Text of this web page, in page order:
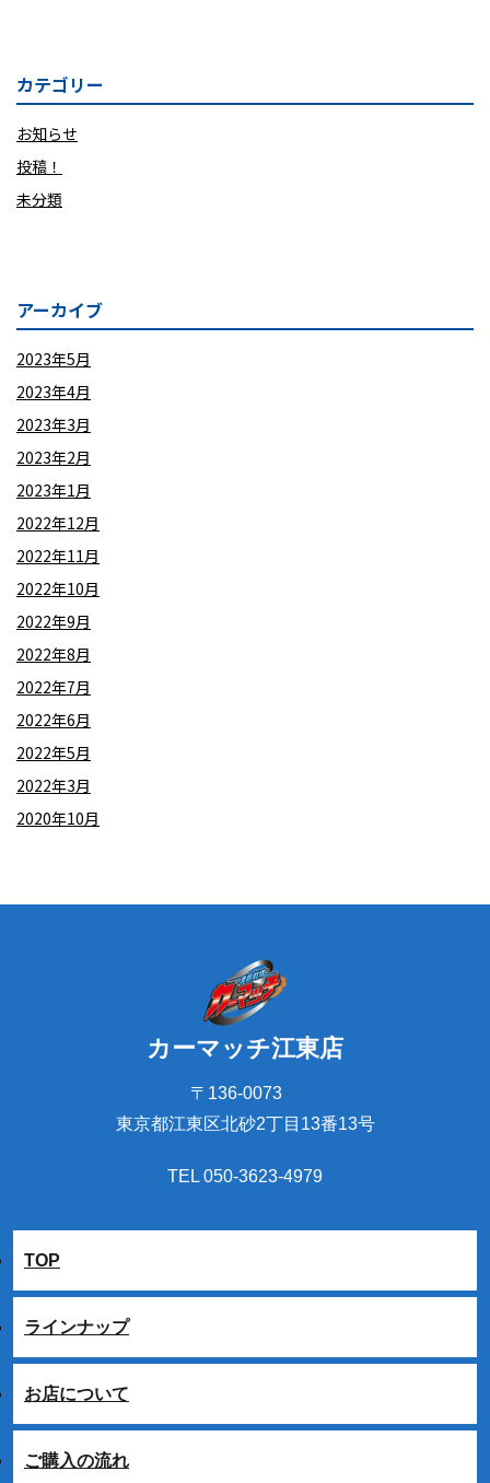
カテゴリー
お知らせ
投稿！
未分類
アーカイブ
2023年5月
2023年4月
2023年3月
2023年2月
2023年1月
2022年12月
2022年11月
2022年10月
2022年9月
2022年8月
2022年7月
2022年6月
2022年5月
2022年3月
2020年10月
カーマッチ江東店
〒136-0073
東京都江東区北砂2丁目13番13号
TEL 050-3623-4979
TOP
ラインナップ
お店について
ご購入の流れ